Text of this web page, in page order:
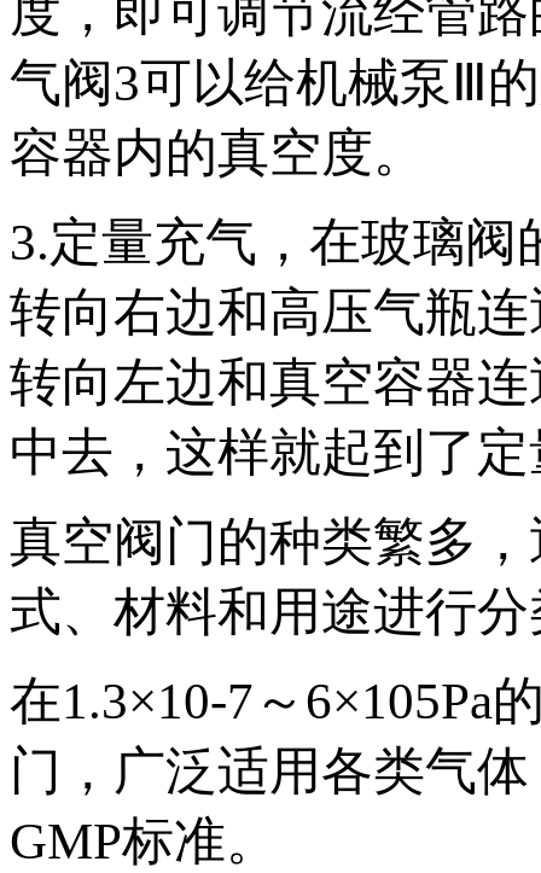
度，即可调节流经管
气阀3可以给机械泵Ⅲ
容器内的真空度。
3.定量充气，在玻璃
转向右边和高压气瓶
转向左边和真空容器
中去，这样就起到了
真空阀门的种类繁多
式、材料和用途进行
在1.3×10-7～6×105Pa
门，广泛适用各类气
GMP标准。